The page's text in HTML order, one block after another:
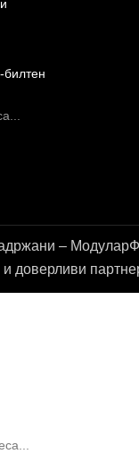
билтен
–
доверливи